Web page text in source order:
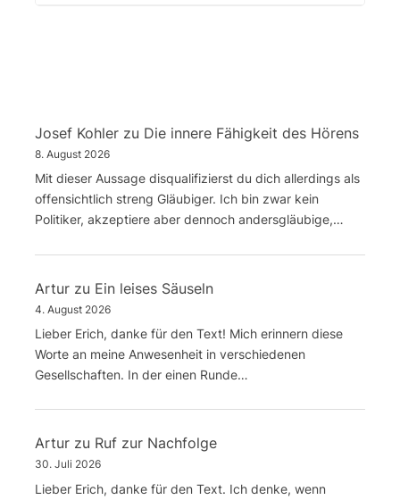
Josef Kohler zu Die innere Fähigkeit des Hörens
8. August 2026
Mit dieser Aussage disqualifizierst du dich allerdings als
offensichtlich streng Gläubiger. Ich bin zwar kein
Politiker, akzeptiere aber dennoch andersgläubige,…
Artur zu Ein leises Säuseln
4. August 2026
Lieber Erich, danke für den Text! Mich erinnern diese
Worte an meine Anwesenheit in verschiedenen
Gesellschaften. In der einen Runde…
Artur zu Ruf zur Nachfolge
30. Juli 2026
Lieber Erich, danke für den Text. Ich denke, wenn